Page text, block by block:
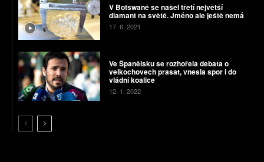
V Botswaně se našel třetí největší
diamant na světě. Jméno ale ještě nemá
17. 6. 2021
Ve Španělsku se rozhořela debata o
velkochovech prasat, vnesla spor i do
vládní koalice
12. 1. 2022